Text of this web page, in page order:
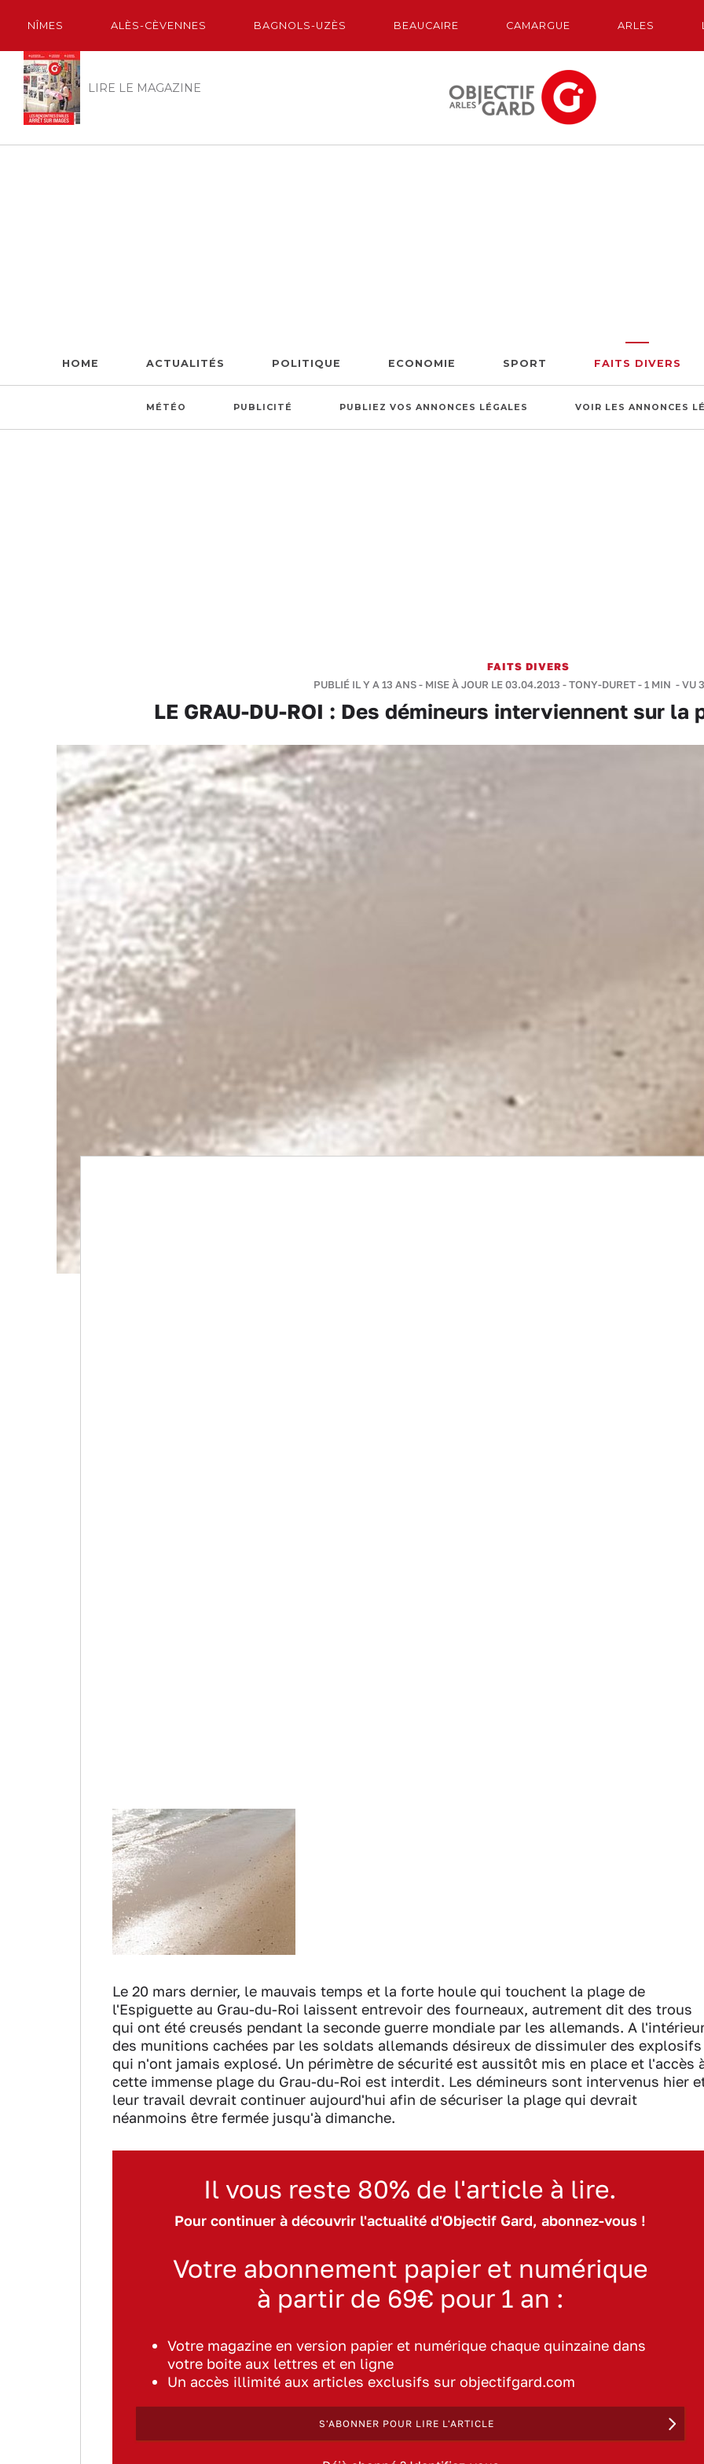
NÎMES ALÈS-CÈVENNES BAGNOLS-UZÈS BEAUCAIRE CAMARGUE ARLES
LIRE LE MAGAZINE
HOME ACTUALITÉS POLITIQUE ECONOMIE SPORT FAITS DIVERS
MÉTÉO PUBLICITÉ PUBLIEZ VOS ANNONCES LÉGALES VOIR LES ANNONCES
FAITS DIVERS
PUBLIÉ IL Y A 13 ANS - MISE À JOUR LE 03.04.2013 -TONY-DURET-1 MIN - VU
LE GRAU-DU-ROI : Des démineurs interviennent sur la
Le 20 mars dernier, le mauvais temps et la forte houle qui touchent la plage de
l'Espiguette au Grau-du-Roi laissent entrevoir des fourneaux, autrement dit des trous
qui ont été creusés pendant la seconde guerre mondiale par les allemands. A
des munitions cachées par les soldats allemands désireux de dissimuler des explosifs
qui n'ont jamais explosé. Un périmètre de sécurité est aussitôt mis en place et l'accès
cette immense plage du Grau-du-Roi est interdit. Les démineurs sont intervenus hier
leur travail devrait continuer aujourd'hui afin de sécuriser la plage qui devrait
néanmoins être fermée jusqu'à dimanche.
Il vous reste 80% de l'article à lire.
Pour continuer à découvrir l'actualité d'Objectif Gard, abonnez-vous !
Votre abonnement papier et numérique
à partir de 69€ pour 1 an :
Votre magazine en version papier et numérique chaque quinzaine dans
votre boite aux lettres et en ligne
Un accès illimité aux articles exclusifs sur objectifgard.com
S'ABONNER POUR LIRE L'ARTICLE